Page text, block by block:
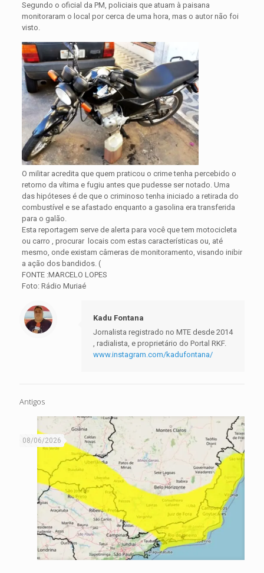
Segundo o oficial da PM, policiais que atuam à paisana
monitoraram o local por cerca de uma hora, mas o autor não foi
visto.
O militar acredita que quem praticou o crime tenha percebido o
retorno da vítima e fugiu antes que pudesse ser notado. Uma
das hipóteses é de que o criminoso tenha iniciado a retirada do
combustível e se afastado enquanto a gasolina era transferida
para o galão.
Esta reportagem serve de alerta para você que tem motocicleta
ou carro , procurar locais com estas características ou, até
mesmo, onde existam câmeras de monitoramento, visando inibir
a ação dos bandidos. (
FONTE :MARCELO LOPES
Foto: Rádio Muriaé
Kadu Fontana
Jornalista registrado no MTE desde 2014
, radialista, e proprietário do Portal RKF.
www.instagram.com/kadufontana/
Antigos
08/06/2026